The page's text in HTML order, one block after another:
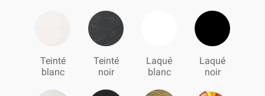
Teinté
blanc
Teinté
noir
Laqué
blanc
Laqué
noir